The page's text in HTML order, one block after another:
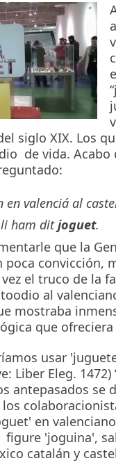
siglo XIX. Los
de vida. Acabo
en valenciá al
ham ditjoguet.
que la
convicción,
vez el truco de la
al
mostraba
que
usar
Liber Eleg.
antepasados se
en
'joguina',
catalán y